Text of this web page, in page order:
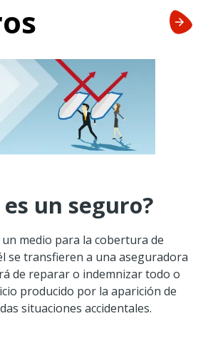
es un seguro?
medio para la cobertura de
se transfieren a una aseguradora
de reparar o indemnizar todo o
producido por la aparición de
situaciones accidentales.